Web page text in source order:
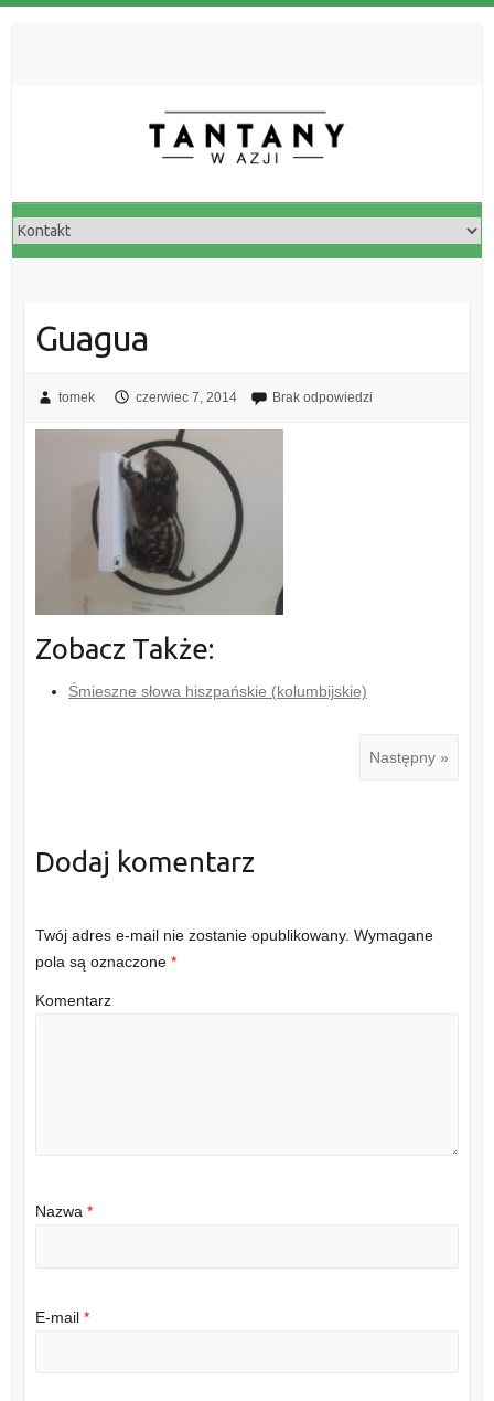
Guagua
tomek czerwiec 7, 2014 Brak odpowiedzi
Zobacz Także:
Śmieszne słowa hiszpańskie (kolumbijskie)
Następny »
Dodaj komentarz
Twój adres e-mail nie zostanie opublikowany. Wymagane
pola są oznaczone *
Komentarz
Nazwa *
E-mail *